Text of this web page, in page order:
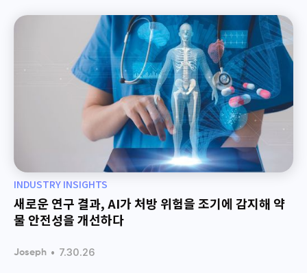
INDUSTRY INSIGHTS
새로운 연구 결과, AI가 처방 위험을 조기에 감지해 약
물 안전성을 개선하다
Joseph • 7.30.26